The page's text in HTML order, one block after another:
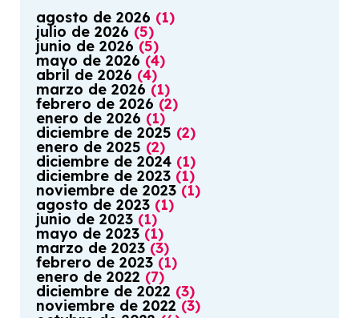
agosto de2026 (1)
julio de2026 (5)
junio de2026 (5)
mayo de2026(4)
abril de2026 (4)
marzo de2026 (1)
febrero de2026(2)
enero de2026 (1)
diciembre de2025 (2)
enero de2025 (2)
diciembre de2024 (1)
diciembre de2023 (1)
noviembre de2023(1)
agosto de2023 (1)
junio de2023 (1)
mayo de2023(1)
marzo de2023(3)
febrero de2023(1)
enero de2022 (7)
diciembre de2022 (3)
noviembre de2022 (3)